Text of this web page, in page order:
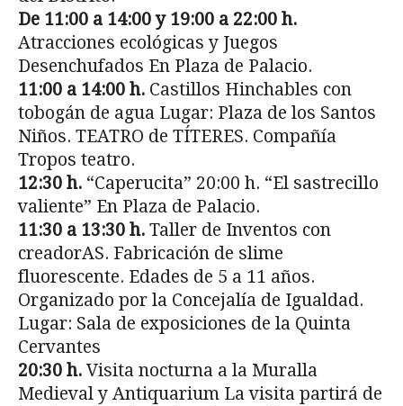
De 11:00 a 14:00 y 19:00 a 22:00 h.
Atracciones ecológicas y Juegos
Desenchufados En Plaza de Palacio.
11:00 a 14:00 h. Castillos Hinchables con
tobogán de agua Lugar: Plaza de los Santos
Niños. TEATRO de TÍTERES. Compañía
Tropos teatro.
12:30 h. “Caperucita” 20:00 h. “El sastrecillo
valiente” En Plaza de Palacio.
11:30 a 13:30 h. Taller de Inventos con
creadorAS. Fabricación de slime
fluorescente. Edades de 5 a 11 años.
Organizado por la Concejalía de Igualdad.
Lugar: Sala de exposiciones de la Quinta
Cervantes
20:30 h.Visita nocturna a la Muralla
Medieval y Antiquarium La visita partirá de